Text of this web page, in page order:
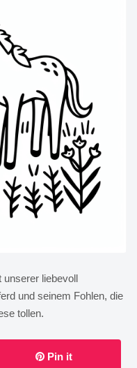
unserer liebevoll
und seinem Fohlen, die
tollen.
Pin it